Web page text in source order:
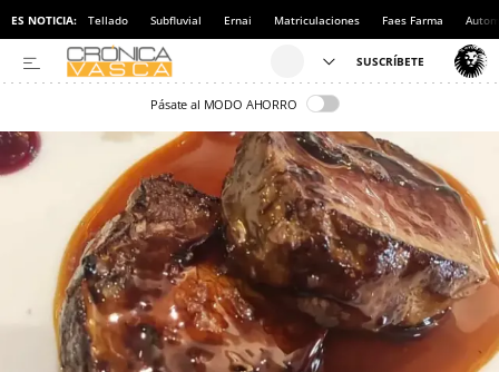
ES NOTICIA: Tellado Subfluvial Ernai Matriculaciones Faes Farma
Pásate al MODO AHORRO